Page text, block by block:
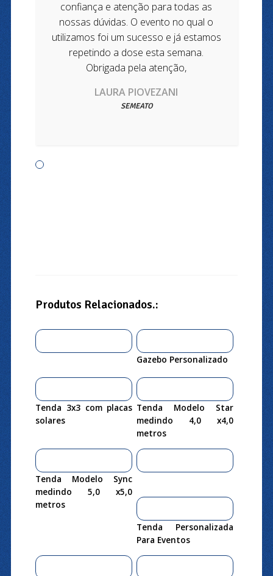
confiança e atenção para todas as
nossas dúvidas. O evento no qual o
utilizamos foi um sucesso e já estamos
repetindo a dose esta semana.
Obrigada pela atenção,
LAURA PIOVEZANI
SEMEATO
Produtos Relacionados.:
Gazebo Personalizado
Tenda 3x3 com placas
solares
Tenda Modelo Star
medindo 4,0 x4,0
metros
Tenda Modelo Sync
medindo 5,0 x5,0
metros
Tenda Personalizada
Para Eventos